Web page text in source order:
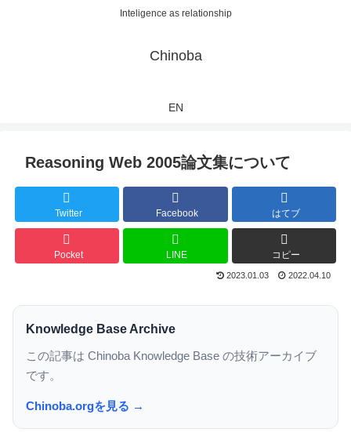
Inteligence as relationship
Chinoba
EN
Reasoning Web 2005論文集について
Twitter Facebook はてブ
Pocket LINE コピー
2023.01.03 2022.04.10
Knowledge Base Archive
この記事は Chinoba Knowledge Base の技術アーカイブ
です。
Chinoba.orgを見る →